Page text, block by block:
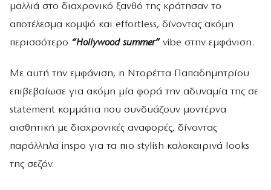
μαλλιά στο διαχρονικό ξανθό της κράτησαν το
αποτέλεσμα κομψό και effortless, δίνοντας ακόμη
περισσότερο “Hollywood summer”vibe στην εμφάνιση.
Με αυτή την εμφάνιση, η Ντορέττα Παπαδημητρίου
επιβεβαίωσε για ακόμη μία φορά την αδυναμία της σε
statement κομμάτια που συνδυάζουν μοντέρνα
αισθητική με διαχρονικές αναφορές, δίνοντας
παράλληλα inspo για τα πιο stylish καλοκαιρινά looks
της σεζόν.